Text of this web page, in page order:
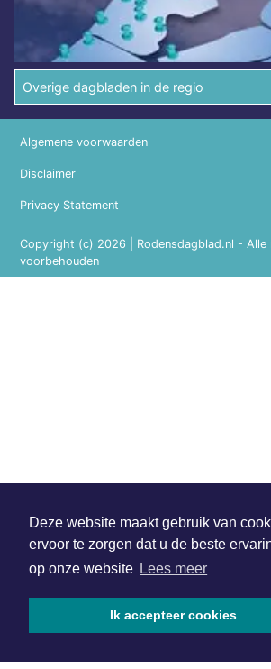
Deze website maakt gebruik van
ervoor te zorgen dat u de beste
op onze website Lees meer
Ik accepteer cookies
Overige dagbladen in de regio
Copyright (c) 2026 | Rodensdagblad.nl - Alle
voorbehouden
Algemene voorwaarden
Disclaimer
Privacy Statement